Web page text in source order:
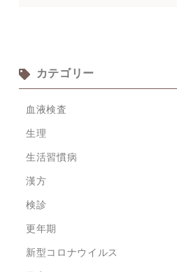
カテゴリー
血液検査
生理
生活習慣病
漢方
検診
更年期
新型コロナウイルス